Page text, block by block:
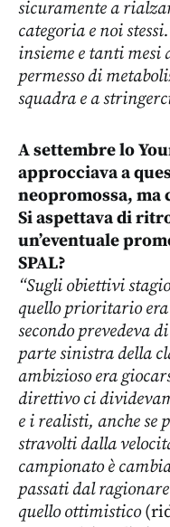
sicuramente a
categoria e noi
insieme e tanti mesi
permesso di
squadra e a
A settembre lo
approcciava a
neopromossa, ma
Si aspettava di
un’eventuale
SPAL?
“Sugli obiettivi
quello prioritario
secondo prevedeva
parte sinistra della
ambizioso era
direttivo ci
e i realisti, anche se
stravolti dalla
campionato è
passati dal
quello ottimistico